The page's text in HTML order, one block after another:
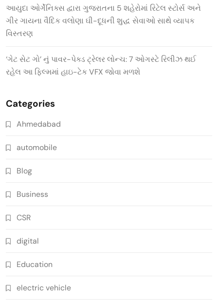
આયુદા ઓર્ગેનિક્સ દ્વારા ગુજરાતના 5 શહેરોમાં રિટેલ સ્ટોર્સ અને
ગીર ગાયના વૈદિક વલોણા ઘી-દૂધની શુદ્ધ સેવાઓ સાથે વ્યાપક
વિસ્તરણ
‘ગેટ સેટ ગો’ નું પાવર-પેક્ડ ટ્રેલર લોન્ચ: 7 ઓગસ્ટે રિલીઝ થઈ
રહેલ આ ફિલ્મમાં હાઇ-ટેક VFX જોવા મળશે
Categories
Ahmedabad
automobile
Blog
Business
CSR
digital
Education
electric vehicle